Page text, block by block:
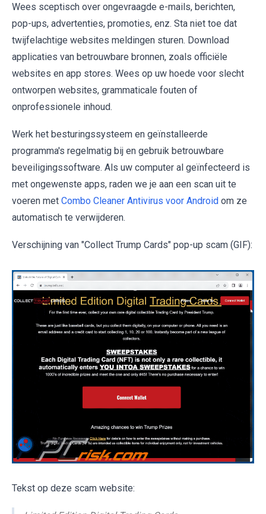
Wees sceptisch over ongevraagde e-mails, berichten,
pop-ups, advertenties, promoties, enz. Sta niet toe dat
twijfelachtige websites meldingen sturen. Download
applicaties van betrouwbare bronnen, zoals officiële
websites en app stores. Wees op uw hoede voor slecht
ontworpen websites, grammaticale fouten of
onprofessionele inhoud.
Werk het besturingssysteem en geïnstalleerde
programma's regelmatig bij en gebruik betrouwbare
beveiligingssoftware. Als uw computer al geïnfecteerd is
met ongewenste apps, raden we je aan een scan uit te
voeren met Combo Cleaner Antivirus voor Android om ze
automatisch te verwijderen.
Verschijning van "Collect Trump Cards" pop-up scam (GIF):
Tekst op deze scam website: